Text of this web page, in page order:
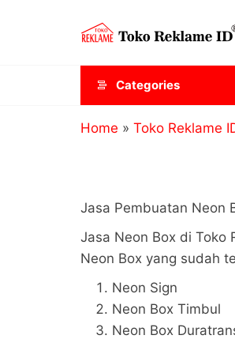
Categories
Home » Toko Reklame
Jasa Pembuatan Neon
Jasa Neon Box di Toko
Neon Box yang sudah
Neon Sign
Neon Box Timbul
Neon Box